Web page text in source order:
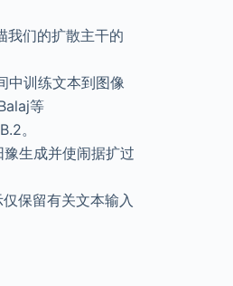
我们的扩散主干的
中训练文本到图像
等
。
生成并使闹据扩过
保留有关文本输入